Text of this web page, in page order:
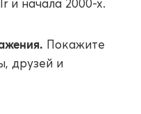
и начала 2000-х.
Покажите
друзей и